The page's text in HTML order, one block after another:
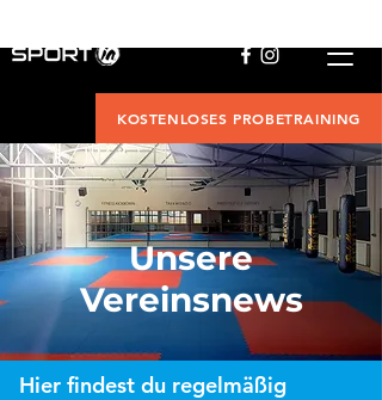
KOSTENLOSES PROBETRAINING
Unsere
Vereinsnews
Hier findest du regelmäßig